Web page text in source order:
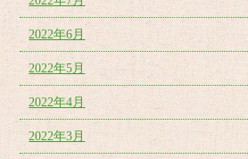
2022年6月
2022年5月
2022年4月
2022年3月